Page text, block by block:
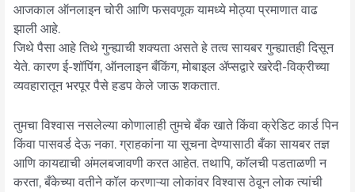
आजकाल ऑनलाइन चोरी आणि फसवणूक यामध्ये मोठ्या प्रमाणात वाढ
झाली आहे.
जिथे पैसा आहे तिथे गुन्ह्याची शक्यता असते हे तत्व सायबर गुन्ह्यातही दिसून
येते. कारण ई-शॉपिंग, ऑनलाइन बँकिंग, मोबाइल ॲप्सद्वारे खरेदी-विक्रीच्या
व्यवहारातून भरपूर पैसे हडप केले जाऊ शकतात.
तुमचा विश्वास नसलेल्या कोणालाही तुमचे बँक खाते किंवा क्रेडिट कार्ड पिन
किंवा पासवर्ड देऊ नका. ग्राहकांना या सूचना देण्यासाठी बँका सायबर तज्ञ
आणि कायद्याची अंमलबजावणी करत आहेत. तथापि, कॉलची पडताळणी न
करता, बँकेच्या वतीने कॉल करणाऱ्या लोकांवर विश्वास ठेवून लोक त्यांची